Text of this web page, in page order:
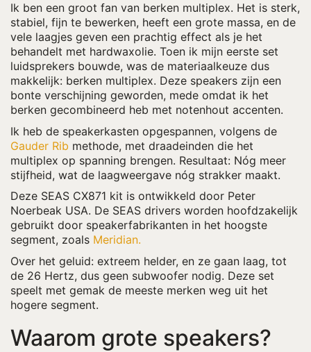
Ik ben een groot fan van berken multiplex. Het is sterk,
stabiel, fijn te bewerken, heeft een grote massa, en de
vele laagjes geven een prachtig effect als je het
behandelt met hardwaxolie. Toen ik mijn eerste set
luidsprekers bouwde, was de materiaalkeuze dus
makkelijk: berken multiplex. Deze speakers zijn een
bonte verschijning geworden, mede omdat ik het
berken gecombineerd heb met notenhout accenten.
Ik heb de speakerkasten opgespannen, volgens de
Gauder Rib methode, met draadeinden die het
multiplex op spanning brengen. Resultaat: Nóg meer
stijfheid, wat de laagweergave nóg strakker maakt.
Deze SEAS CX871 kit is ontwikkeld door Peter
Noerbeak USA. De SEAS drivers worden hoofdzakelijk
gebruikt door speakerfabrikanten in het hoogste
segment, zoals Meridian.
Over het geluid: extreem helder, en ze gaan laag, tot
de 26 Hertz, dus geen subwoofer nodig. Deze set
speelt met gemak de meeste merken weg uit het
hogere segment.
Waarom grote speakers?